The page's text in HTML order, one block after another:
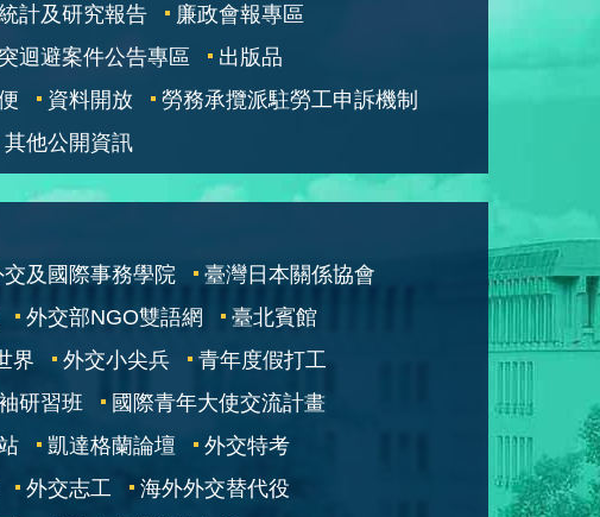
計及研究報告
廉政會報專區
迴避案件公告專區
出版品
資料開放
勞務承攬派駐勞工申訴機制
其他公開資訊
交及國際事務學院
臺灣日本關係協會
外交部NGO雙語網
臺北賓館
界
外交小尖兵
青年度假打工
研習班
國際青年大使交流計畫
凱達格蘭論壇
外交特考
外交志工
海外外交替代役